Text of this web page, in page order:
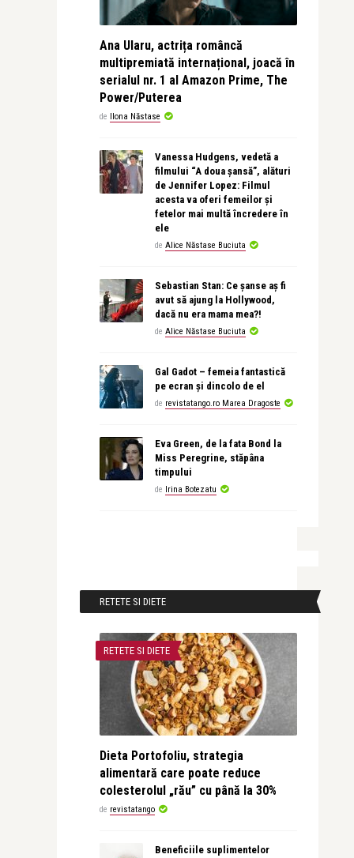
Ana Ularu, actrița româncă
multipremiată internațional, joacă în
serialul nr. 1 al Amazon Prime, The
Power/Puterea
de Ilona Năstase
Vanessa Hudgens, vedetă a
filmului “A doua șansă”, alături
de Jennifer Lopez: Filmul
acesta va oferi femeilor și
fetelor mai multă încredere în
ele
de Alice Năstase Buciuta
Sebastian Stan: Ce șanse aș fi
avut să ajung la Hollywood,
dacă nu era mama mea?!
de Alice Năstase Buciuta
Gal Gadot – femeia fantastică
pe ecran și dincolo de el
de revistatango.ro Marea Dragoste
Eva Green, de la fata Bond la
Miss Peregrine, stăpâna
timpului
de Irina Botezatu
RETETE SI DIETE
RETETE SI DIETE
Dieta Portofoliu, strategia
alimentară care poate reduce
colesterolul „rău” cu până la 30%
de revistatango
Beneficiile suplimentelor